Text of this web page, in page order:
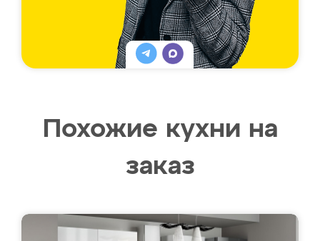
Похожие кухни на
заказ